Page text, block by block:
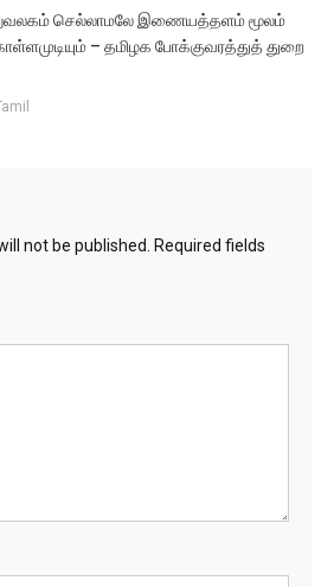
செல்லாமலே இணையத்தளம் மூலம்
– தமிழக போக்குவரத்துத் துறை
not be published.
Required fields